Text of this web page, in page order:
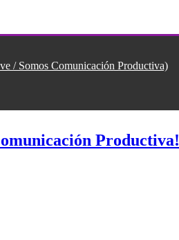
/ Somos Comunicación Productiva)
Productiva!